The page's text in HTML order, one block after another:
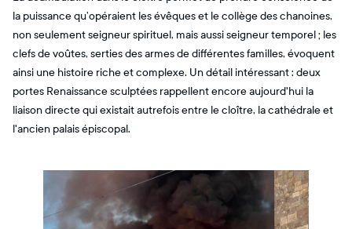
la puissance qu’opéraient les évêques et le collège des chanoines,
non seulement seigneur spirituel, mais aussi seigneur temporel ; les
clefs de voûtes, serties des armes de différentes familles, évoquent
ainsi une histoire riche et complexe. Un détail intéressant : deux
portes Renaissance sculptées rappellent encore aujourd'hui la
liaison directe qui existait autrefois entre le cloître, la cathédrale et
l'ancien palais épiscopal.